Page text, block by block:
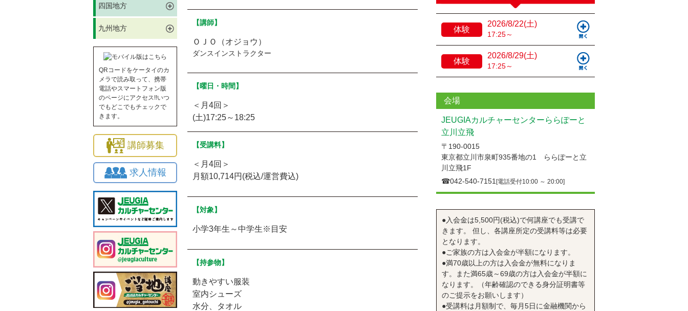
四国地方
九州地方
QRコードをケータイのカ
メラで読み取って、携帯
電話やスマートフォン版
のページにアクセス!!いつ
でもどこでもチェックで
きます。
講師募集
求人情報
【講師】
ＯＪＯ（オジョウ）
ダンスインストラクター
【曜日・時間】
＜月4回＞
(土)17:25～18:25
【受講料】
＜月4回＞
月額10,714円(税込/運営費込)
【対象】
小学3年生～中学生※目安
【持参物】
動きやすい服装
室内シューズ
水分、タオル
体験
2026/8/22(土)
17:25～
体験
2026/8/29(土)
17:25～
会場
JEUGIAカルチャーセンターららぽーと
立川立飛
〒190-0015
東京都立川市泉町935番地の1 ららぽーと立
川立飛1F
☎︎042-540-7151 [電話受付10:00 ～ 20:00]
●入会金は5,500円(税込)で何講座でも受講で
きます。 但し、各講座所定の受講料等は必要
となります。
●ご家族の方は入会金が半額になります。
●満70歳以上の方は入会金が無料になりま
す。また満65歳～69歳の方は入会金が半額に
なります。（年齢確認のできる身分証明書等
のご提示をお願いします）
●受講料は月額制で、毎月5日に金融機関から